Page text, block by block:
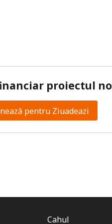
proiectul
pentru Ziuadeazi
Cahul